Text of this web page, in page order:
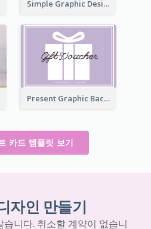
Simple Graphic Design Gift Card
Present Graphic Background Gift Card
카드 템플릿 보기
자인 만들기
니다. 취소할 계약이 없습니